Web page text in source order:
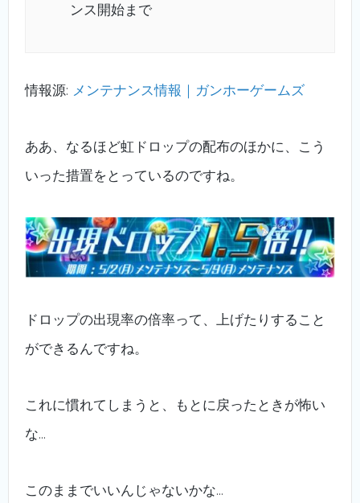
ンス開始まで
情報源: メンテナンス情報｜ガンホーゲームズ
ああ、なるほど虹ドロップの配布のほかに、こう
いった措置をとっているのですね。
ドロップの出現率の倍率って、上げたりすること
ができるんですね。
これに慣れてしまうと、もとに戻ったときが怖い
な…
このままでいいんじゃないかな…